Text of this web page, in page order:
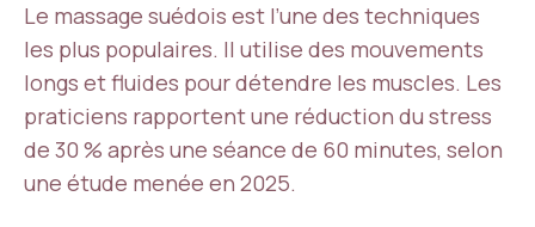
Le massage suédois est l’une des techniques
les plus populaires. Il utilise des mouvements
longs et fluides pour détendre les muscles. Les
praticiens rapportent une réduction du stress
de 30 % après une séance de 60 minutes, selon
une étude menée en 2025.